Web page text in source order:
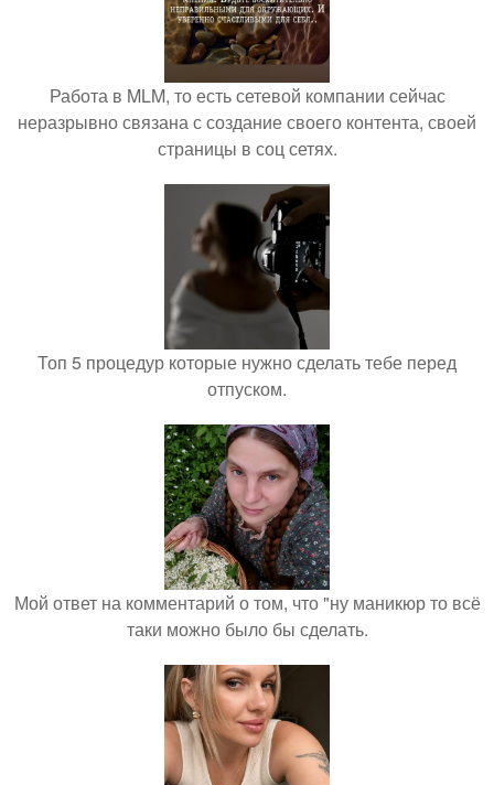
Работа в MLM, то есть сетевой компании сейчас
неразрывно связана с создание своего контента, своей
страницы в соц сетях.
Топ 5 процедур которые нужно сделать тебе перед
отпуском.
Мой ответ на комментарий о том, что "ну маникюр то всё
таки можно было бы сделать.